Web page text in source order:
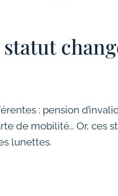
: pension
de mobilité… Or, ces
lunettes.